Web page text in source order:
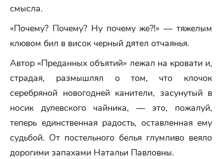
смысла.
«Почему? Почему? Ну почему же?!» — тяжелым
клювом бил в висок черный дятел отчаянья.
Автор «Преданных объятий» лежал на кровати и,
страдая, размышлял о том, что клочок
серебряной новогодней канители, засунутый в
носик дулевского чайника, — это, пожалуй,
теперь единственная радость, оставленная ему
судьбой. От постельного белья глумливо веяло
дорогими запахами Натальи Павловны.